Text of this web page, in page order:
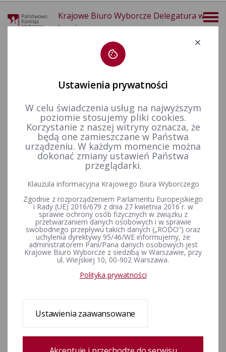
Krajowe Biuro Wyborcze Delegatura w
Łomży
Wybory samorządowe i referenda lokalne Wybory samorządowe w 2014&nbsp;r. Komitety wyborcze
Wykaz stron internetowych komitetów wyborczych, których
Wykaz zawiadomień o utworzeniu komitetu wyborczego
złożonych Komisarzowi Wyborczemu w Łomży
KOMUNIKAT Komisarza Wyborczego w Łomży o upływie
terminu zawiadomienia w sprawie utworzenia komitetów
KOMUNIKAT Komisarza Wyborczego w Łomży o miejscu i
Ustawienia prywatności
W celu świadczenia usług na najwyższym
poziomie stosujemy pliki cookies.
Korzystanie z naszej witryny oznacza, że
będą one zamieszczane w Państwa
urządzeniu. W każdym momencie można
dokonać zmiany ustawień Państwa
przeglądarki.
Klauzula informacyjna Krajowego Biura Wyborczego
Zgodnie z rozporządzeniem Parlamentu Europejskiego
i Rady (UE) 2016/679 z dnia 27 kwietnia 2016 r. w
sprawie ochrony osób fizycznych w związku z
przetwarzaniem danych osobowych i w sprawie
swobodnego przepływu takich danych („RODO”) oraz
uchylenia dyrektywy 95/46/WE informujemy, że
administratorem Pani/Pana danych osobowych jest
Krajowe Biuro Wyborcze z siedzibą w Warszawie, przy
ul. Wiejskiej 10, 00-902 Warszawa.
Polityka prywatności
Ustawienia zaawansowane